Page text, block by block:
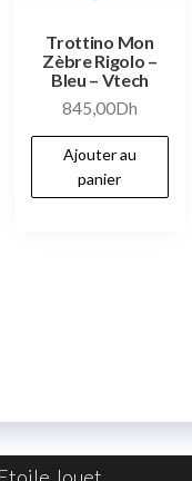
Trottino Mon
Zèbre Rigolo –
Bleu – Vtech
845,00Dh
Ajouter au
panier